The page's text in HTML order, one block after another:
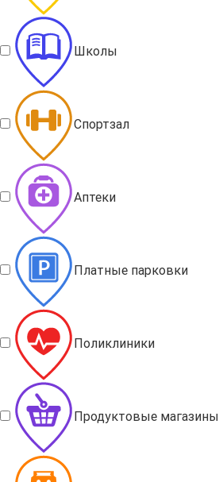
Школы
Спортзал
Аптеки
Платные парковки
Поликлиники
Продуктовые магазины